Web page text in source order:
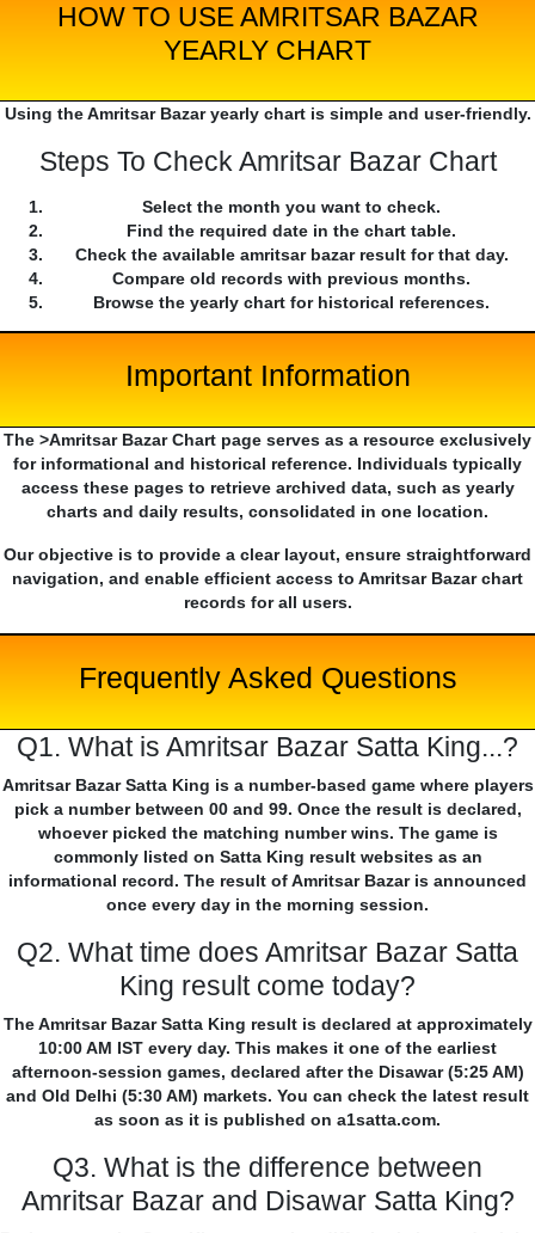
HOW TO USE AMRITSAR BAZAR
YEARLY CHART
Using the Amritsar Bazar yearly chart is simple and user-friendly.
Steps To Check Amritsar Bazar Chart
Select the month you want to check.
Find the required date in the chart table.
Check the available amritsar bazar result for that day.
Compare old records with previous months.
Browse the yearly chart for historical references.
Important Information
The >Amritsar Bazar Chart page serves as a resource exclusively
for informational and historical reference. Individuals typically
access these pages to retrieve archived data, such as yearly
charts and daily results, consolidated in one location.
Our objective is to provide a clear layout, ensure straightforward
navigation, and enable efficient access to Amritsar Bazar chart
records for all users.
Frequently Asked Questions
Q1. What is Amritsar Bazar Satta King...?
Amritsar Bazar Satta King is a number-based game where players
pick a number between 00 and 99. Once the result is declared,
whoever picked the matching number wins. The game is
commonly listed on Satta King result websites as an
informational record. The result of Amritsar Bazar is announced
once every day in the morning session.
Q2. What time does Amritsar Bazar Satta
King result come today?
The Amritsar Bazar Satta King result is declared at approximately
10:00 AM IST every day. This makes it one of the earliest
afternoon-session games, declared after the Disawar (5:25 AM)
and Old Delhi (5:30 AM) markets. You can check the latest result
as soon as it is published on a1satta.com.
Q3. What is the difference between
Amritsar Bazar and Disawar Satta King?